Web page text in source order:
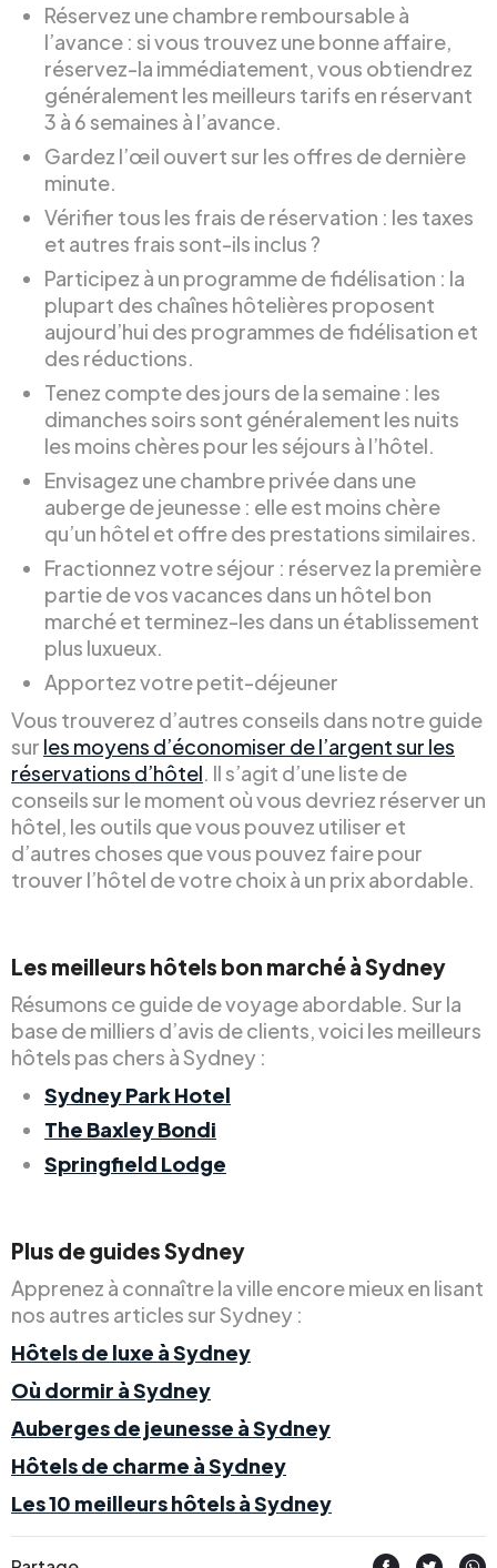
Réservez une chambre remboursable à
l’avance : si vous trouvez une bonne affaire,
réservez-la immédiatement, vous obtiendrez
généralement les meilleurs tarifs en réservant
3 à 6 semaines à l’avance.
Gardez l’œil ouvert sur les offres de dernière
minute.
Vérifier tous les frais de réservation : les taxes
et autres frais sont-ils inclus ?
Participez à un programme de fidélisation : la
plupart des chaînes hôtelières proposent
aujourd’hui des programmes de fidélisation et
des réductions.
Tenez compte des jours de la semaine : les
dimanches soirs sont généralement les nuits
les moins chères pour les séjours à l’hôtel.
Envisagez une chambre privée dans une
auberge de jeunesse : elle est moins chère
qu’un hôtel et offre des prestations similaires.
Fractionnez votre séjour : réservez la première
partie de vos vacances dans un hôtel bon
marché et terminez-les dans un établissement
plus luxueux.
Apportez votre petit-déjeuner
Vous trouverez d’autres conseils dans notre guide
sur les moyens d’économiser de l’argent sur les
réservations d’hôtel. Il s’agit d’une liste de
conseils sur le moment où vous devriez réserver un
hôtel, les outils que vous pouvez utiliser et
d’autres choses que vous pouvez faire pour
trouver l’hôtel de votre choix à un prix abordable.
Les meilleurs hôtels bon marché à Sydney
Résumons ce guide de voyage abordable. Sur la
base de milliers d’avis de clients, voici les meilleurs
hôtels pas chers à Sydney :
Sydney Park Hotel
The Baxley Bondi
Springfield Lodge
Plus de guides Sydney
Apprenez à connaître la ville encore mieux en lisant
nos autres articles sur Sydney :
Hôtels de luxe à Sydney
Où dormir à Sydney
Auberges de jeunesse à Sydney
Hôtels de charme à Sydney
Les 10 meilleurs hôtels à Sydney